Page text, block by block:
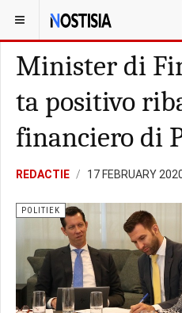
YOU ARE HERE: ARUBA
Minister di
ta positivo
financiero di
REDACTIE 17 FEBRUARY
POLITIEK